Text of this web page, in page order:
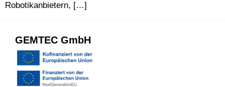
Robotikanbietern, […]
GEMTEC GmbH